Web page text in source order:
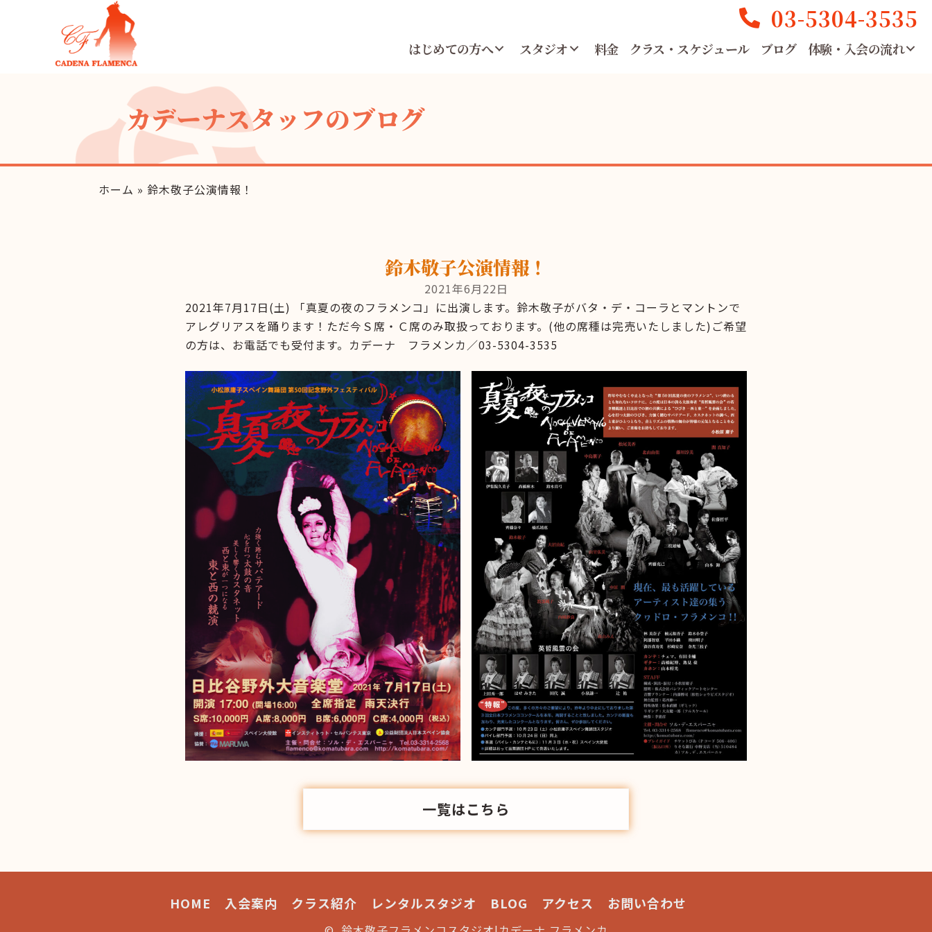
03-5304-3535
はじめての方へ スタジオ 料金 クラス・スケジュール ブログ 体験・入会の流れ
カデーナスタッフのブログ
ホーム » 鈴木敬子公演情報！
鈴木敬子公演情報！
2021年6月22日
2021年7月17日(土) 「真夏の夜のフラメンコ」に出演します。鈴木敬子がバタ・デ・コーラとマントンで
アレグリアスを踊ります！ただ今Ｓ席・Ｃ席のみ取扱っております。(他の席種は完売いたしました)ご希望
の方は、お電話でも受付ます。カデーナ フラメンカ／03-5304-3535
一覧はこちら
HOME 入会案内 クラス紹介 レンタルスタジオ BLOG アクセス お問い合わせ